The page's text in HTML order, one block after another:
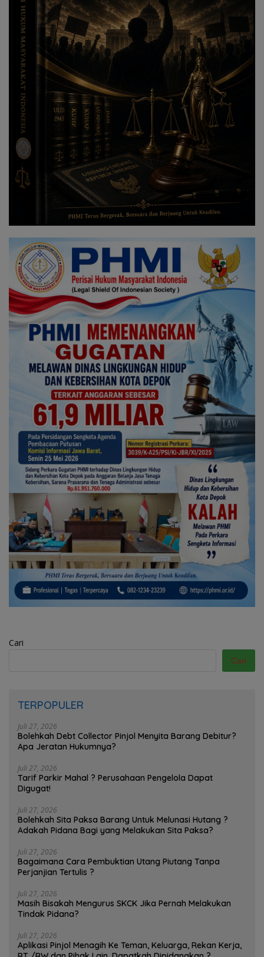
Cari
Cari
TERPOPULER
Juli 27, 2026
Bolehkah Debt Collector Pinjol Menyita Barang Debitur?
Apa Jeratan Hukumnya?
Juli 27, 2026
Tarif Parkir Mahal ? Perusahaan Pengelola Dapat
Digugat!
Juli 27, 2026
Bolehkah Sita Paksa Barang Untuk Melunasi Hutang ?
Adakah Pidana Bagi yang Melakukan Sita Paksa?
Juli 27, 2026
Bagaimana Cara Pembuktian Utang Piutang Tanpa
Perjanjian Tertulis ?
Juli 27, 2026
Masih Bisakah Mengurus SKCK Jika Pernah Melakukan
Tindak Pidana?
Juli 27, 2026
Aplikasi Pinjol Menagih Ke Teman, Keluarga, Rekan Kerja,